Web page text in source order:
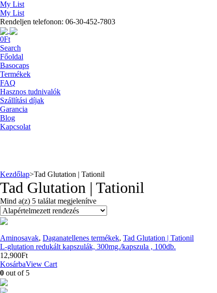
My List
My List
Rendeljen telefonon: 06-30-452-7803
0Ft
Search
Főoldal
Basocaps
Termékek
FAQ
Hasznos tudnivalók
Szállítási díjak
Garancia
Blog
Kapcsolat
Kezdőlap>Tad Glutation | Tationil
Tad Glutation | Tationil
Mind a(z) 5 találat megjelenítve
Aminosavak, Daganatellenes termékek, Tad Glutation | Tationil
L-glutation redukált kapszulák, 300mg./kapszula , 100db.
12,900Ft
KosárbaView Cart
0 out of 5